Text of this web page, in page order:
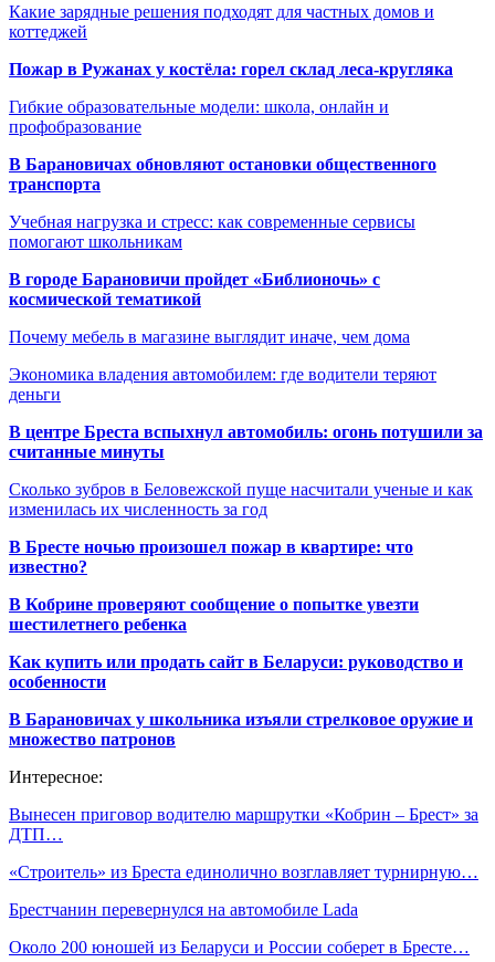
Какие зарядные решения подходят для частных домов и
коттеджей
Пожар в Ружанах у костёла: горел склад леса-кругляка
Гибкие образовательные модели: школа, онлайн и
профобразование
В Барановичах обновляют остановки общественного
транспорта
Учебная нагрузка и стресс: как современные сервисы
помогают школьникам
В городе Барановичи пройдет «Библионочь» с
космической тематикой
Почему мебель в магазине выглядит иначе, чем дома
Экономика владения автомобилем: где водители теряют
деньги
В центре Бреста вспыхнул автомобиль: огонь потушили за
считанные минуты
Сколько зубров в Беловежской пуще насчитали ученые и как
изменилась их численность за год
В Бресте ночью произошел пожар в квартире: что
известно?
В Кобрине проверяют сообщение о попытке увезти
шестилетнего ребенка
Как купить или продать сайт в Беларуси: руководство и
особенности
В Барановичах у школьника изъяли стрелковое оружие и
множество патронов
Интересное:
Вынесен приговор водителю маршрутки «Кобрин – Брест» за
ДТП…
«Строитель» из Бреста единолично возглавляет турнирную…
Брестчанин перевернулся на автомобиле Lada
Около 200 юношей из Беларуси и России соберет в Бресте…